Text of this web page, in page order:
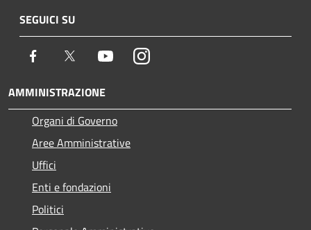
SEGUICI SU
Facebook Twitter YoutubeInstagram
AMMINISTRAZIONE
Organi di Governo
Aree Amministrative
Uffici
Enti e fondazioni
Politici